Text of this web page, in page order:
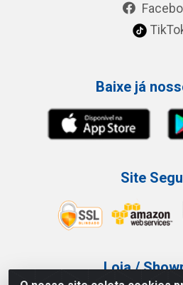
Baixe já
Site
Loja /